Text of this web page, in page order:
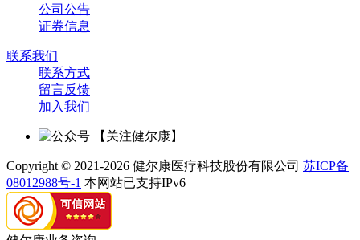
公司公告
证券信息
联系我们
联系方式
留言反馈
加入我们
【关注健尔康】
Copyright © 2021-2026 健尔康医疗科技股份有限公司 苏ICP备
08012988号-1 本网站已支持IPv6